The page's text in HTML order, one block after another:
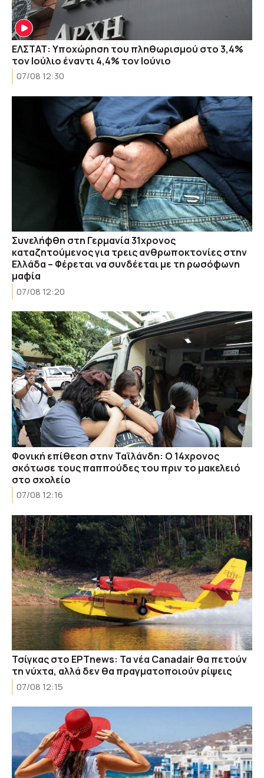
ΕΛΣΤΑΤ: Υποχώρηση του πληθωρισμού στο 3,4%
τον Ιούλιο έναντι 4,4% τον Ιούνιο
07/08 12:30
Συνελήφθη στη Γερμανία 31χρονος
καταζητούμενος για τρεις ανθρωποκτονίες στην
Ελλάδα – Φέρεται να συνδέεται με τη ρωσόφωνη
μαφία
07/08 12:20
Φονική επίθεση στην Ταϊλάνδη: Ο 14χρονος
σκότωσε τους παππούδες του πριν το μακελειό
στο σχολείο
07/08 12:16
Τσίγκας στο ΕΡΤnews: Τα νέα Canadair θα πετούν
τη νύχτα, αλλά δεν θα πραγματοποιούν ρίψεις
07/08 12:15